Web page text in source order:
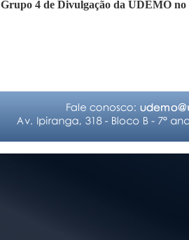
Grupo 4 de Divulgação da UDEMO